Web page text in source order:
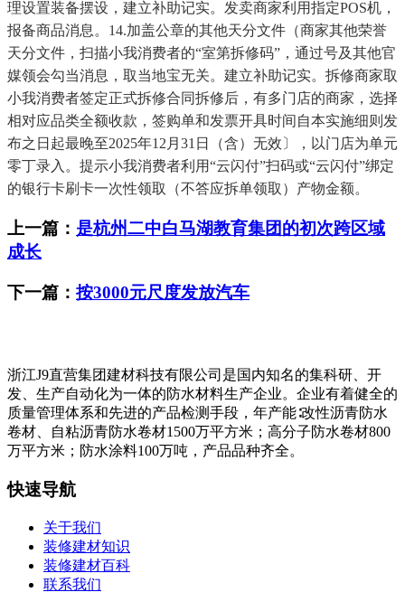
理设置装备摆设，建立补助记实。发卖商家利用指定POS机，
报备商品消息。14.加盖公章的其他天分文件（商家其他荣誉
天分文件，扫描小我消费者的“室第拆修码”，通过号及其他官
媒领会勾当消息，取当地宝无关。建立补助记实。拆修商家取
小我消费者签定正式拆修合同拆修后，有多门店的商家，选择
相对应品类全额收款，签购单和发票开具时间自本实施细则发
布之日起最晚至2025年12月31日（含）无效〕，以门店为单元
零丁录入。提示小我消费者利用“云闪付”扫码或“云闪付”绑定
的银行卡刷卡一次性领取（不答应拆单领取）产物金额。
上一篇： 是杭州二中白马湖教育集团的初次跨区域
成长
下一篇： 按3000元尺度发放汽车
浙江J9直营集团建材科技有限公司是国内知名的集科研、开
发、生产自动化为一体的防水材料生产企业。企业有着健全的
质量管理体系和先进的产品检测手段，年产能∶改性沥青防水
卷材、自粘沥青防水卷材1500万平方米；高分子防水卷材800
万平方米；防水涂料100万吨，产品品种齐全。
快速导航
关于我们
装修建材知识
装修建材百科
联系我们